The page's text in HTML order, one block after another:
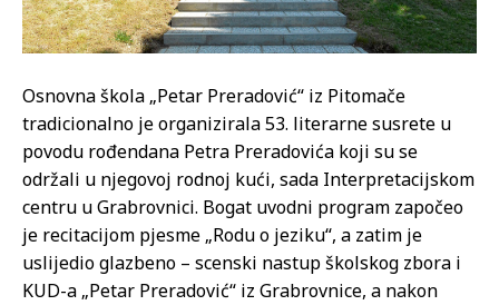
Osnovna škola „Petar Preradović“ iz Pitomače
tradicionalno je organizirala 53. literarne susrete u
povodu rođendana Petra Preradovića koji su se
održali u njegovoj rodnoj kući, sada Interpretacijskom
centru u Grabrovnici. Bogat uvodni program započeo
je recitacijom pjesme „Rodu o jeziku“, a zatim je
uslijedio glazbeno – scenski nastup školskog zbora i
KUD-a „Petar Preradović“ iz Grabrovnice, a nakon